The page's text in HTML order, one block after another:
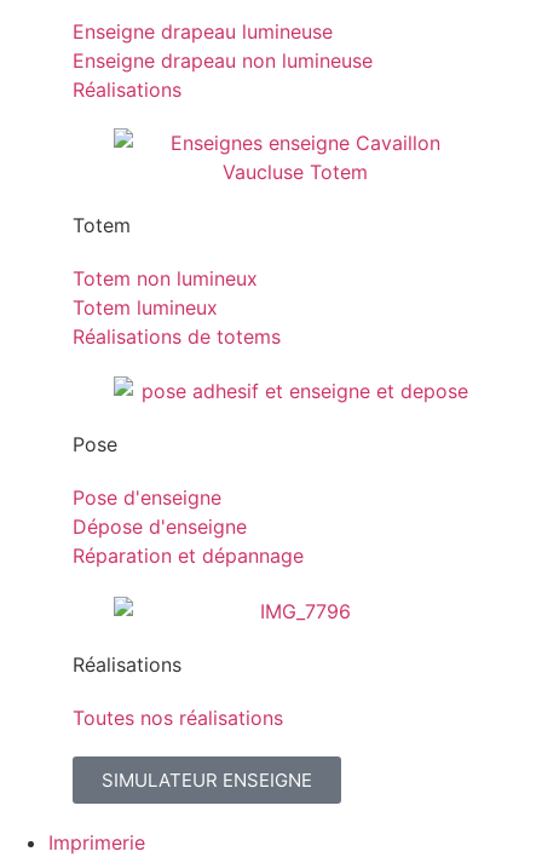
Enseigne drapeau lumineuse
Enseigne drapeau non lumineuse
Réalisations
Totem
Totem non lumineux
Totem lumineux
Réalisations de totems
Pose
Pose d'enseigne
Dépose d'enseigne
Réparation et dépannage
Réalisations
Toutes nos réalisations
SIMULATEUR ENSEIGNE
Imprimerie